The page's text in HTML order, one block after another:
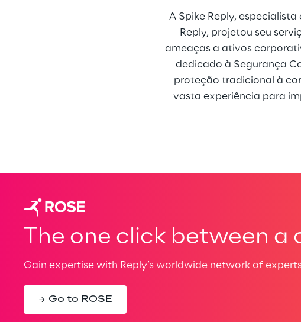
A Spike Reply,
Reply, projetou seu
ameaças a ativos
dedicado à Segurança
proteção tradicional à
vasta experiência para
The one click between
Gain expertise with Reply’s worldwide network of
Go to ROSE